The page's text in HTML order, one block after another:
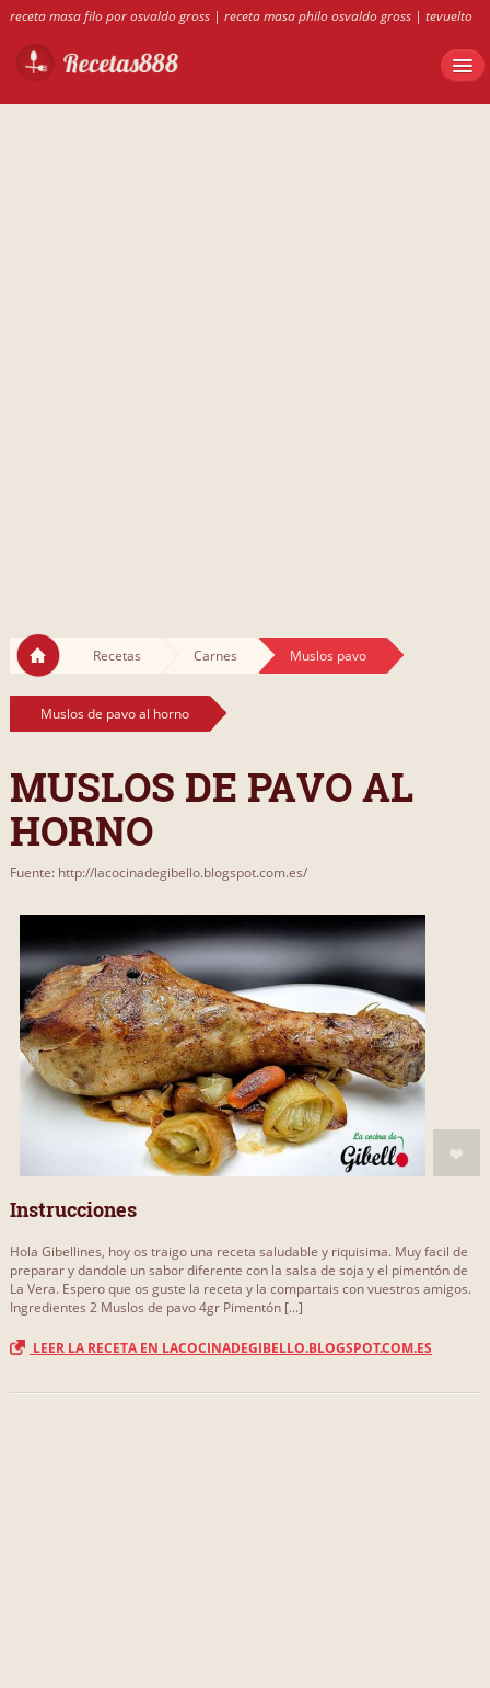
receta masa filo por osvaldo gross| receta masa philo osvaldo gross| tevuelto
de grelos con surumi
recetas con teleras duras masa philo osvaldo gross|
Recetas Carnes Muslos pavo
Muslos de pavo al horno
MUSLOS DE PAVO AL
HORNO
Fuente: http://lacocinadegibello.blogspot.com.es/
Instrucciones
Hola Gibellines, hoy os traigo una receta saludable y riquisima. Muy facil de
preparar y dandole un sabor diferente con la salsa de soja y el pimentón de
La Vera. Espero que os guste la receta y la compartais con vuestros amigos.
Ingredientes 2 Muslos de pavo 4gr Pimentón [...]
LEER LA RECETA EN LACOCINADEGIBELLO.BLOGSPOT.COM.ES